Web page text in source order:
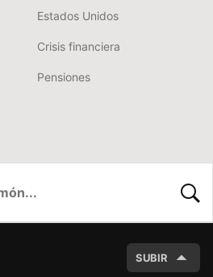
Estados Unidos
Crisis financiera
Pensiones
SUBIR